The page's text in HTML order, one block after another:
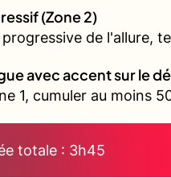
(Zone 2)
de l'allure,
avec accent sur le
1, cumuler au moins
totale : 3h45